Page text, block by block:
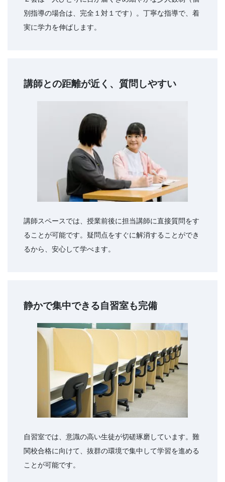
別指導の場合は、完全１対１です）。丁寧な指導で、着
実に学力を伸ばします。
講師との距離が近く、質問しやすい
講師スペースでは、授業前後に担当講師に直接質問をす
ることが可能です。疑問点をすぐに解消することができ
るから、安心して学べます。
静かで集中できる自習室も完備
自習室では、意識の高い生徒が切磋琢磨しています。難
関校合格に向けて、抜群の環境で集中して学習を進める
ことが可能です。